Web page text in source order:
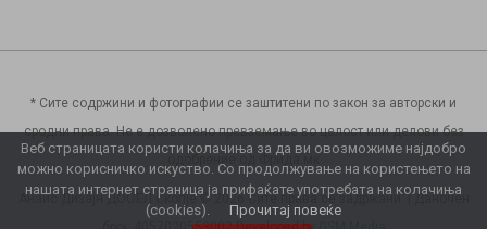
Веб страницата користи колачиња за да ви овозможиме најдобро
можно корисничко искуство. Со продолжување на користењето на
нашата интернет страница ја прифаќате употребата на колачиња
(cookies).
Прочитај повеќе
* Сите содржини и фотографии се заштитени по закон за авторски и
сродни права. Не е дозволено превземање во целост или делови без
одобрение од Фрида.мк
Анаис Дизајн ДООЕЛ Скопје © 2026 Сите права се задржани. | Даночен